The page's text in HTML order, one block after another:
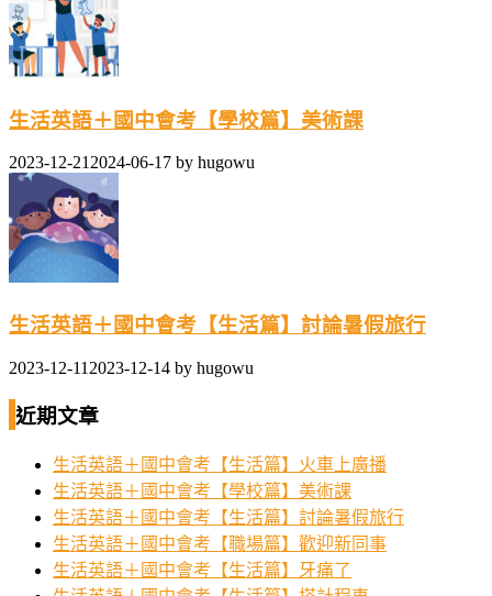
生活英語＋國中會考【學校篇】美術課
2023-12-212024-06-17 by hugowu
生活英語＋國中會考【生活篇】討論暑假旅行
2023-12-11 2023-12-14 by hugowu
近期文章
生活英語＋國中會考【生活篇】火車上廣播
生活英語＋國中會考【學校篇】美術課
生活英語＋國中會考【生活篇】討論暑假旅行
生活英語＋國中會考【職場篇】歡迎新同事
生活英語＋國中會考【生活篇】牙痛了